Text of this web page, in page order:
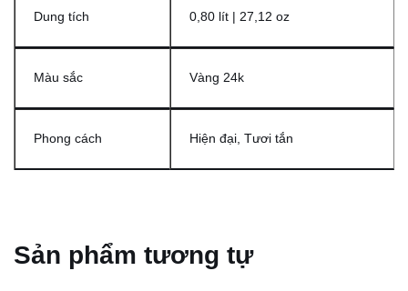
Dung tích 0,80 lít | 27,12 oz
Màu sắc Vàng 24k
Phong cách Hiện đại, Tươi tắn
Sản phẩm tương tự